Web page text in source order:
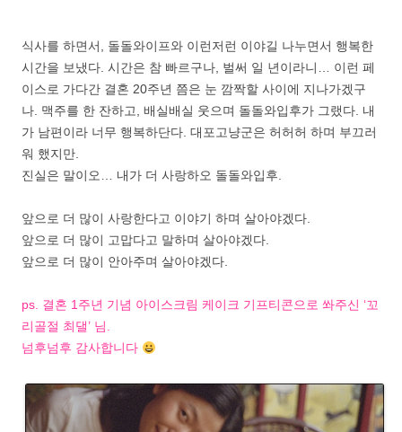
식사를 하면서, 돌돌와이프와 이런저런 이야길 나누면서 행복한
시간을 보냈다. 시간은 참 빠르구나, 벌써 일 년이라니… 이런 페
이스로 가다간 결혼 20주년 쯤은 눈 깜짝할 사이에 지나가겠구
나. 맥주를 한 잔하고, 배실배실 웃으며 돌돌와입후가 그랬다. 내
가 남편이라 너무 행복하단다. 대포고냥군은 허허허 하며 부끄러
워 했지만.
진실은 말이오… 내가 더 사랑하오 돌돌와입후.
앞으로 더 많이 사랑한다고 이야기 하며 살아야겠다.
앞으로 더 많이 고맙다고 말하며 살아야겠다.
앞으로 더 많이 안아주며 살아야겠다.
ps. 결혼 1주년 기념 아이스크림 케이크 기프티콘으로 쏴주신 ‘꼬
리골절 최댈’ 님.
넘후넘후 감사합니다